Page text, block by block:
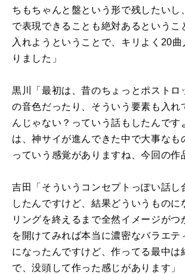
ちもちゃんと盤という形で残したいし
で表現できることも絶対あるというこ
入れようということで、キリよく20
りました」
黒川「最初は、昔のちょっとポストロ
の音色だったり、そういう要素も入れ
んじゃない？っていう話もしたんです
は、神サイが進んできた中で大事なも
っていう感覚がありますね、今回の作
吉田「そういうコンセプトっぽい話し
したんですけど、結果どういうものに
リングを終えるまで全然イメージがつ
を開けてみれば本当に濃密なバラエテ
になったんですけど、作ってる最中は
で、没頭して作った感じがあります」